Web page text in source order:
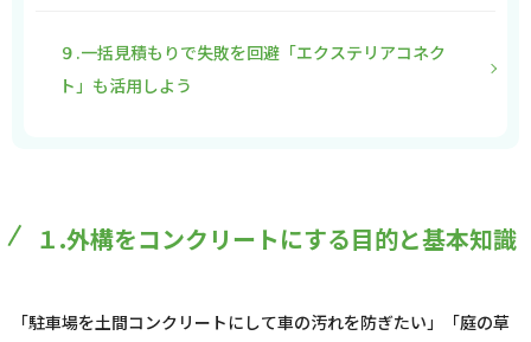
９.一括見積もりで失敗を回避「エクステリアコネク
ト」も活用しよう
１.外構をコンクリートにする目的と基本知識
「駐車場を土間コンクリートにして車の汚れを防ぎたい」「庭の草